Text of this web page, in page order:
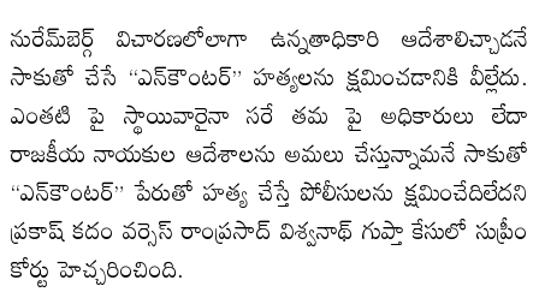
నురేమ్‌బెర్గ్ విచారణలోలాగా ఉన్నతాధికారి ఆదేశాలిచ్చాడనే
సాకుతో చేసే “ఎన్‌కౌంటర్” హత్యలను క్షమించడానికి వీల్లేదు.
ఎంతటి పై స్థాయివారైనా సరే తమ పై అధికారులు లేదా
రాజకీయ నాయకుల ఆదేశాలను అమలు చేస్తున్నామనే సాకుతో
“ఎన్‌కౌంటర్” పేరుతో హత్య చేస్తే పోలీసులను క్షమించేదిలేదని
ప్రకాష్ కదం వర్సెస్ రాంప్రసాద్ విశ్వనాథ్ గుప్తా కేసులో సుప్రీం
కోర్టు హెచ్చరించింది.